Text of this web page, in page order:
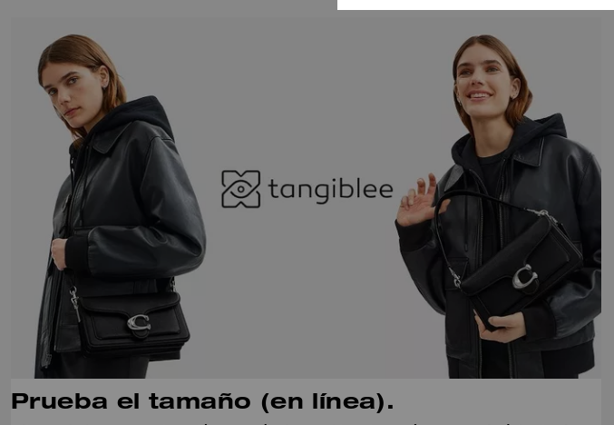
Prueba el tamaño (en línea).